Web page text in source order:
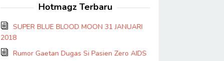
Hotmagz Terbaru
SUPER BLUE BLOOD MOON 31 JANUARI
2018
Rumor Gaetan Dugas Si Pasien Zero AIDS